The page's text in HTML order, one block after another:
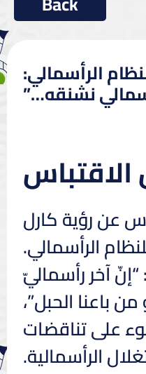
الرأسمالي:
نشنقه…”
الاقتباس
عن رؤية كارل
الرأسمالي.
آخر رأسماليّ
باعنا الحبل”،
على تناقضات
الرأسمالية.